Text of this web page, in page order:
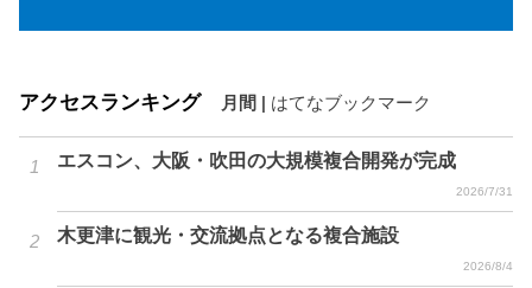
アクセスランキング 月間 はてなブックマーク
エスコン、大阪・吹田の大規模複合開発が完成
2026/7/31
木更津に観光・交流拠点となる複合施設
2026/8/4